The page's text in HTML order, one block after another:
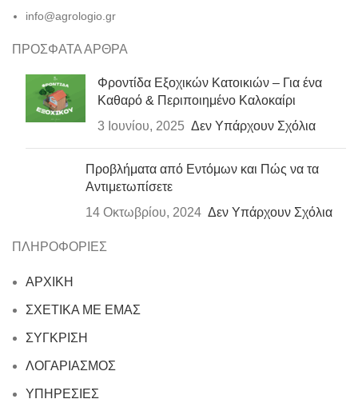
info@agrologio.gr
ΠΡΟΣΦΑΤΑ ΑΡΘΡΑ
Φροντίδα Εξοχικών Κατοικιών – Για ένα
Καθαρό & Περιποιημένο Καλοκαίρι
3 Ιουνίου, 2025 Δεν Υπάρχουν Σχόλια
Προβλήματα από Εντόμων και Πώς να τα
Αντιμετωπίσετε
14 Οκτωβρίου, 2024 Δεν Υπάρχουν Σχόλια
ΠΛΗΡΟΦΟΡΙΕΣ
ΑΡΧΙΚΗ
ΣΧΕΤΙΚΑ ΜΕ ΕΜΑΣ
ΣΥΓΚΡΙΣΗ
ΛΟΓΑΡΙΑΣΜΟΣ
ΥΠΗΡΕΣΙΕΣ